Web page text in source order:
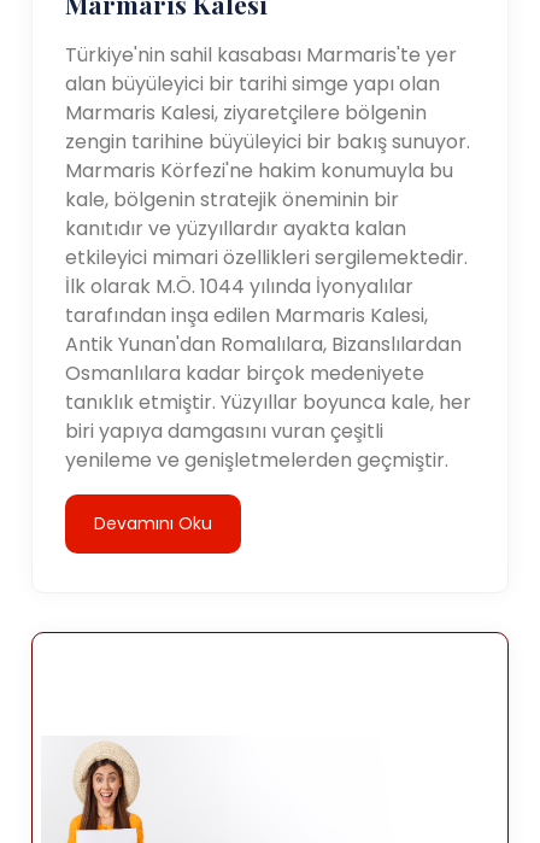
Türkiye'nin sahil kasabası Marmaris'te yer
alan büyüleyici bir tarihi simge yapı olan
Marmaris Kalesi, ziyaretçilere bölgenin
zengin tarihine büyüleyici bir bakış sunuyor.
Marmaris Körfezi'ne hakim konumuyla bu
kale, bölgenin stratejik öneminin bir
kanıtıdır ve yüzyıllardır ayakta kalan
etkileyici mimari özellikleri sergilemektedir.
İlk olarak M.Ö. 1044 yılında İyonyalılar
tarafından inşa edilen Marmaris Kalesi,
Antik Yunan'dan Romalılara, Bizanslılardan
Osmanlılara kadar birçok medeniyete
tanıklık etmiştir. Yüzyıllar boyunca kale, her
biri yapıya damgasını vuran çeşitli
yenileme ve genişletmelerden geçmiştir.
Devamını Oku